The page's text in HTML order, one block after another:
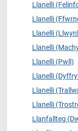
Llanelli
Llanelli
Llanelli
Llanelli
Llanelli (Pwll)
Llanelli
Llanelli
Llanelli
Llanfallteg